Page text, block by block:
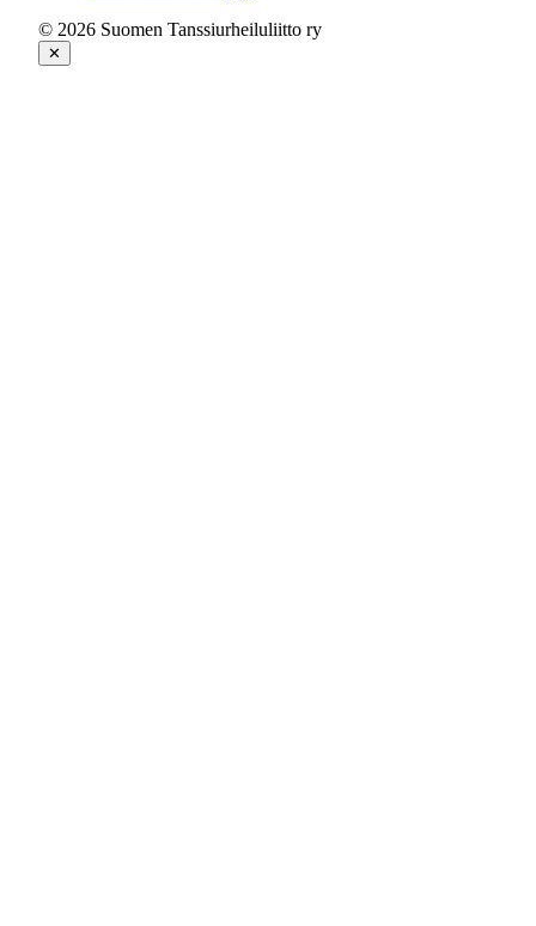
© 2026 Suomen Tanssiurheiluliitto ry
✕